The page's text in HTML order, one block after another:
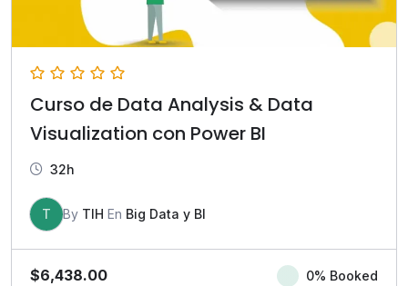
Curso de Data Analysis & Data
Visualization con Power BI
32h
T By TIH En Big Data y BI
$6,438.00 0% Booked